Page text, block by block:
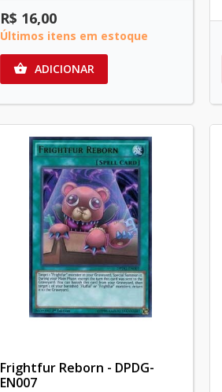
R$ 16,00
Últimos itens em estoque
 ADICIONAR
Frightfur Reborn - DPDG-
EN007